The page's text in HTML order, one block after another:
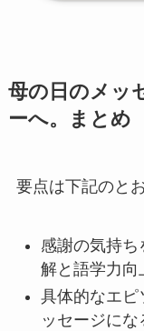
母の日のメッ
ーへ。まとめ
要点は下記のと
感謝の気持
解と語学力向
具体的なエピ
ッセージにな